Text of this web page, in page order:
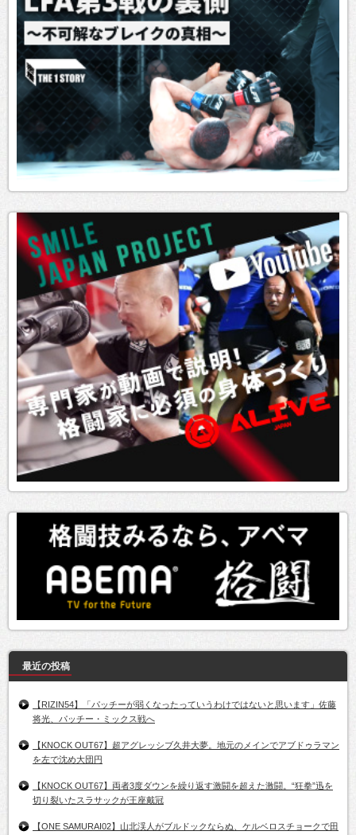
最近の投稿
【RIZIN54】「パッチーが弱くなったっていうわけではないと思います」佐藤
将光、パッチー・ミックス戦へ
【KNOCK OUT67】超アグレッシブ久井大夢。地元のメインでアブドゥラマン
を左で沈め大団円
【KNOCK OUT67】両者3度ダウンを繰り返す激闘を超えた激闘。“狂拳”迅を
切り裂いたスラサックが王座戴冠
【ONE SAMURAI02】山北渓人がブルドックならぬ、ケルベロスチョークで田